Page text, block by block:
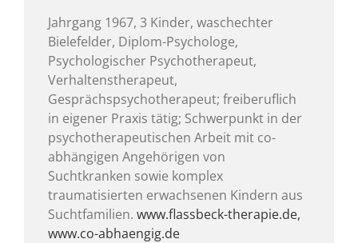
Jahrgang 1967, 3 Kinder, waschechter
Bielefelder, Diplom-Psychologe,
Psychologischer Psychotherapeut,
Verhaltenstherapeut,
Gesprächspsychotherapeut; freiberuflich
in eigener Praxis tätig; Schwerpunkt in der
psychotherapeutischen Arbeit mit co-
abhängigen Angehörigen von
Suchtkranken sowie komplex
traumatisierten erwachsenen Kindern aus
Suchtfamilien. www.flassbeck-therapie.de,
www.co-abhaengig.de